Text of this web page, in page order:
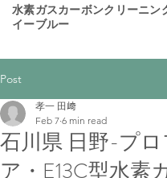
水素ガスカーボンクリーニ
イーブルー
Post
石川県 日野-プロ
ア・E13C型水素
孝一 田﨑
Feb 7 6 min read